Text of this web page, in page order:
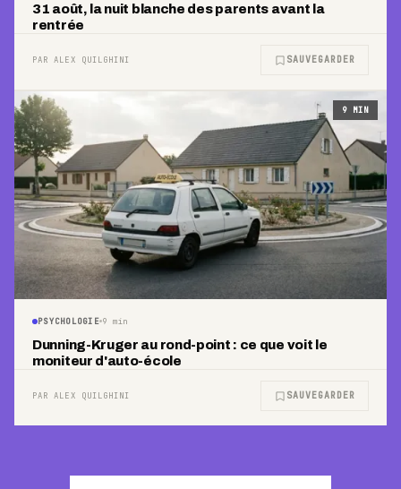
31 août, la nuit blanche des parents avant la
rentrée
PAR ALEX QUILGHINI SAUVEGARDER
9 MIN
PSYCHOLOGIE 9 min
Dunning-Kruger au rond-point : ce que voit le
moniteur d'auto-école
PAR ALEX QUILGHINI SAUVEGARDER